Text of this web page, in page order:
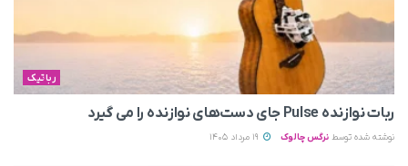
رباتیک
ربات نوازنده Pulse جای دست‌های نوازنده را می‌ گیرد
نوشته شده توسط نرگس چالوک